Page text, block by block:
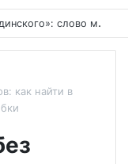
«Верный ученик Севастиана Карагандинского»: слово митрополита Александра о почившем схиархимандрите Пахомии
как найти в